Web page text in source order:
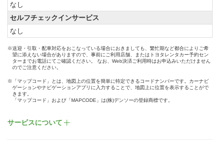
なし
セルフチェックインサービス
なし
※送迎・引取・配車対応をおこなっている場合におきましても、繁忙期など都合によりご希
望に添えない場合がありますので、事前にご利用店舗、またはトヨタレンタカー予約セン
ターまでお電話にてご確認ください。 なお、Web決済ご利用時はお申込みいただけません
のでご注意ください。
※「マップコード」とは、地図上の位置を簡単に特定できるコードナンバーです。カーナビ
ゲーションやナビゲーションアプリに入力することで、地図上に位置を表示することがで
きます。
「マップコード」および「MAPCODE」は(株)デンソーの登録商標です。
サービスについて